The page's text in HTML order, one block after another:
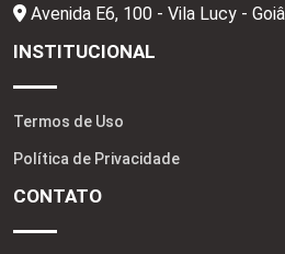
Avenida E6, 100 - Vila Lucy -
INSTITUCIONAL
Termos de Uso
Política de Privacidade
CONTATO